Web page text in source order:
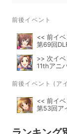
前後イベント
<< 前イベ
第69回
>> 次イベ
11thアニ
前後イベント (ア
<< 前イベ
第53回ア